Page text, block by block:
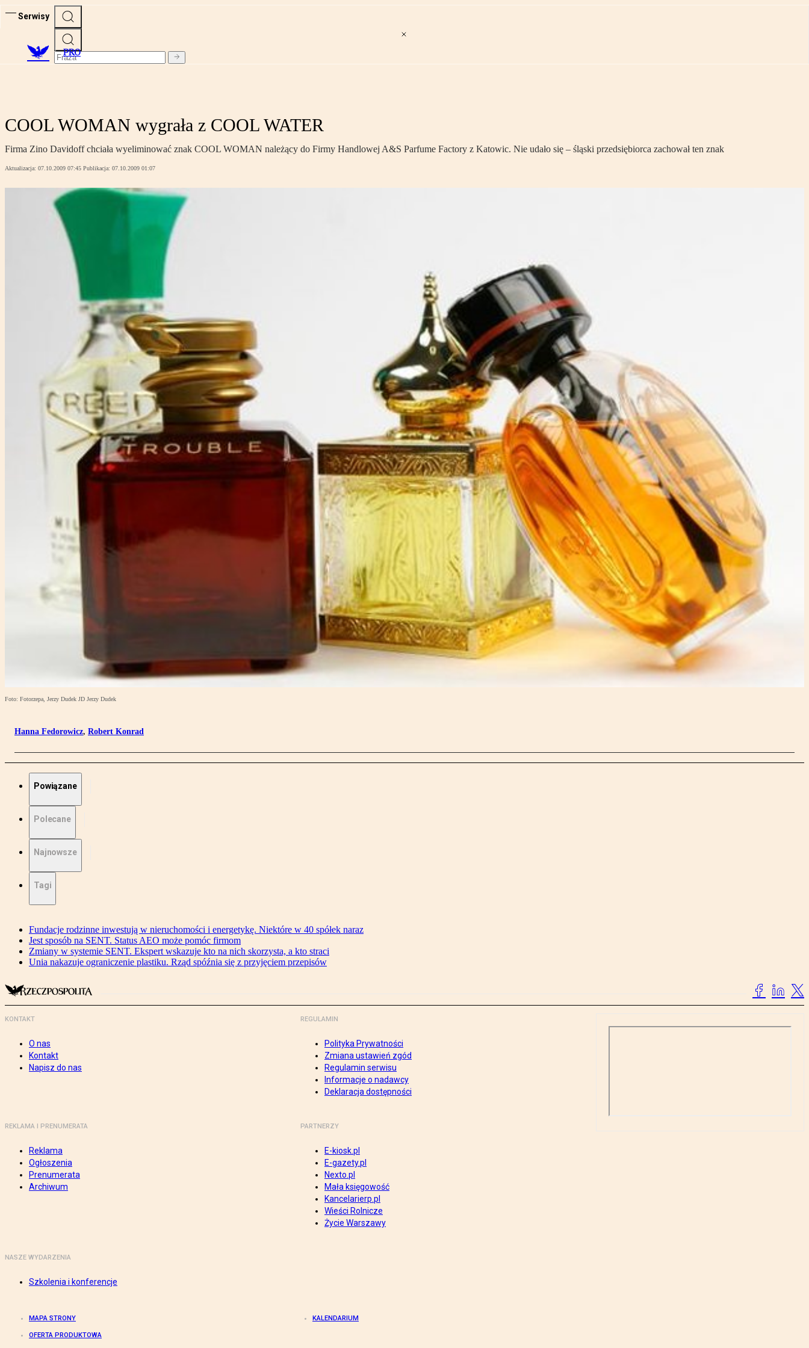
Serwisy
PRO
COOL WOMAN wygrała z COOL WATER
Firma Zino Davidoff chciała wyeliminować znak COOL WOMAN należący do Firmy Handlowej A&S Parfume Factory z Katowic. Nie udało się – śląski przedsiębiorca zachował ten znak
Aktualizacja: 07.10.2009 07:45 Publikacja: 07.10.2009 01:07
Foto: Fotorzepa, Jerzy Dudek JD Jerzy Dudek
Hanna Fedorowicz, Robert Konrad
Powiązane
Polecane
Najnowsze
Tagi
Fundacje rodzinne inwestują w nieruchomości i energetykę. Niektóre w 40 spółek naraz
Jest sposób na SENT. Status AEO może pomóc firmom
Zmiany w systemie SENT. Ekspert wskazuje kto na nich skorzysta, a kto straci
Unia nakazuje ograniczenie plastiku. Rząd spóźnia się z przyjęciem przepisów
KONTAKT
O nas
Kontakt
Napisz do nas
REGULAMIN
Polityka Prywatności
Zmiana ustawień zgód
Regulamin serwisu
Informacje o nadawcy
Deklaracja dostępności
REKLAMA I PRENUMERATA
Reklama
Ogłoszenia
Prenumerata
Archiwum
PARTNERZY
E-kiosk.pl
E-gazety.pl
Nexto.pl
Mała księgowość
Kancelarierp.pl
Wieści Rolnicze
Życie Warszawy
NASZE WYDARZENIA
Szkolenia i konferencje
MAPA STRONY KALENDARIUM
OFERTA PRODUKTOWA